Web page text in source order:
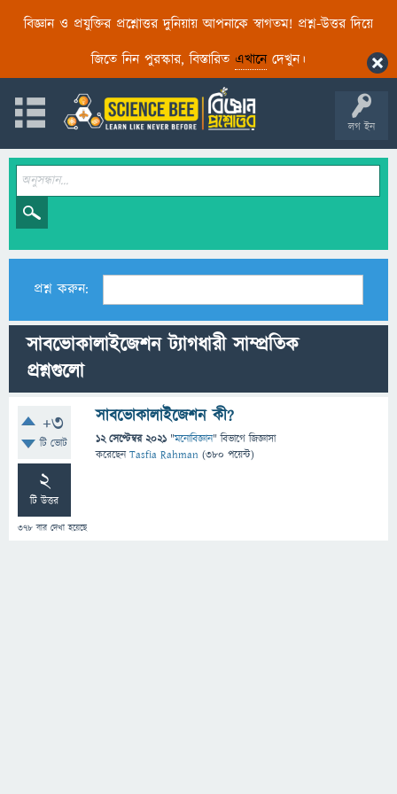
বিজ্ঞান ও প্রযুক্তির প্রশ্নোত্তর দুনিয়ায় আপনাকে স্বাগতম! প্রশ্ন-উত্তর দিয়ে
জিতে নিন পুরস্কার, বিস্তারিত এখানেদেখুন।
লগ ইন
প্রশ্ন করুন:
সাবভোকালাইজেশন ট্যাগধারী সাম্প্রতিক
প্রশ্নগুলো
+3
টি ভোট
2
টি উত্তর
378 বার দেখা হয়েছে
সাবভোকালাইজেশন কী?
12 সেপ্টেম্বর 2021 "মনোবিজ্ঞান" বিভাগে জিজ্ঞাসা
করেছেনTasfia Rahman (380 পয়েন্ট)